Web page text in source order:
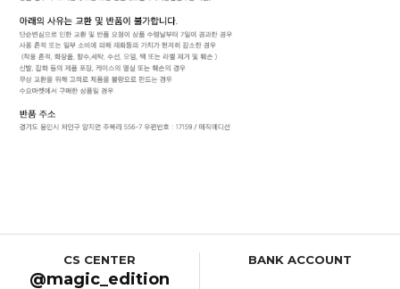
CS CENTER
@magic_edition
BANK ACCOUNT